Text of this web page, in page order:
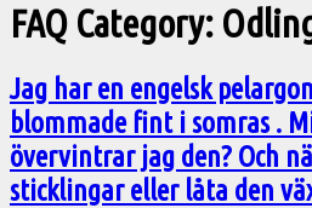
FAQ Category:
Jag har en engelsk
blommade fint i somras .
övervintrar jag den? Och
sticklingar eller låta den